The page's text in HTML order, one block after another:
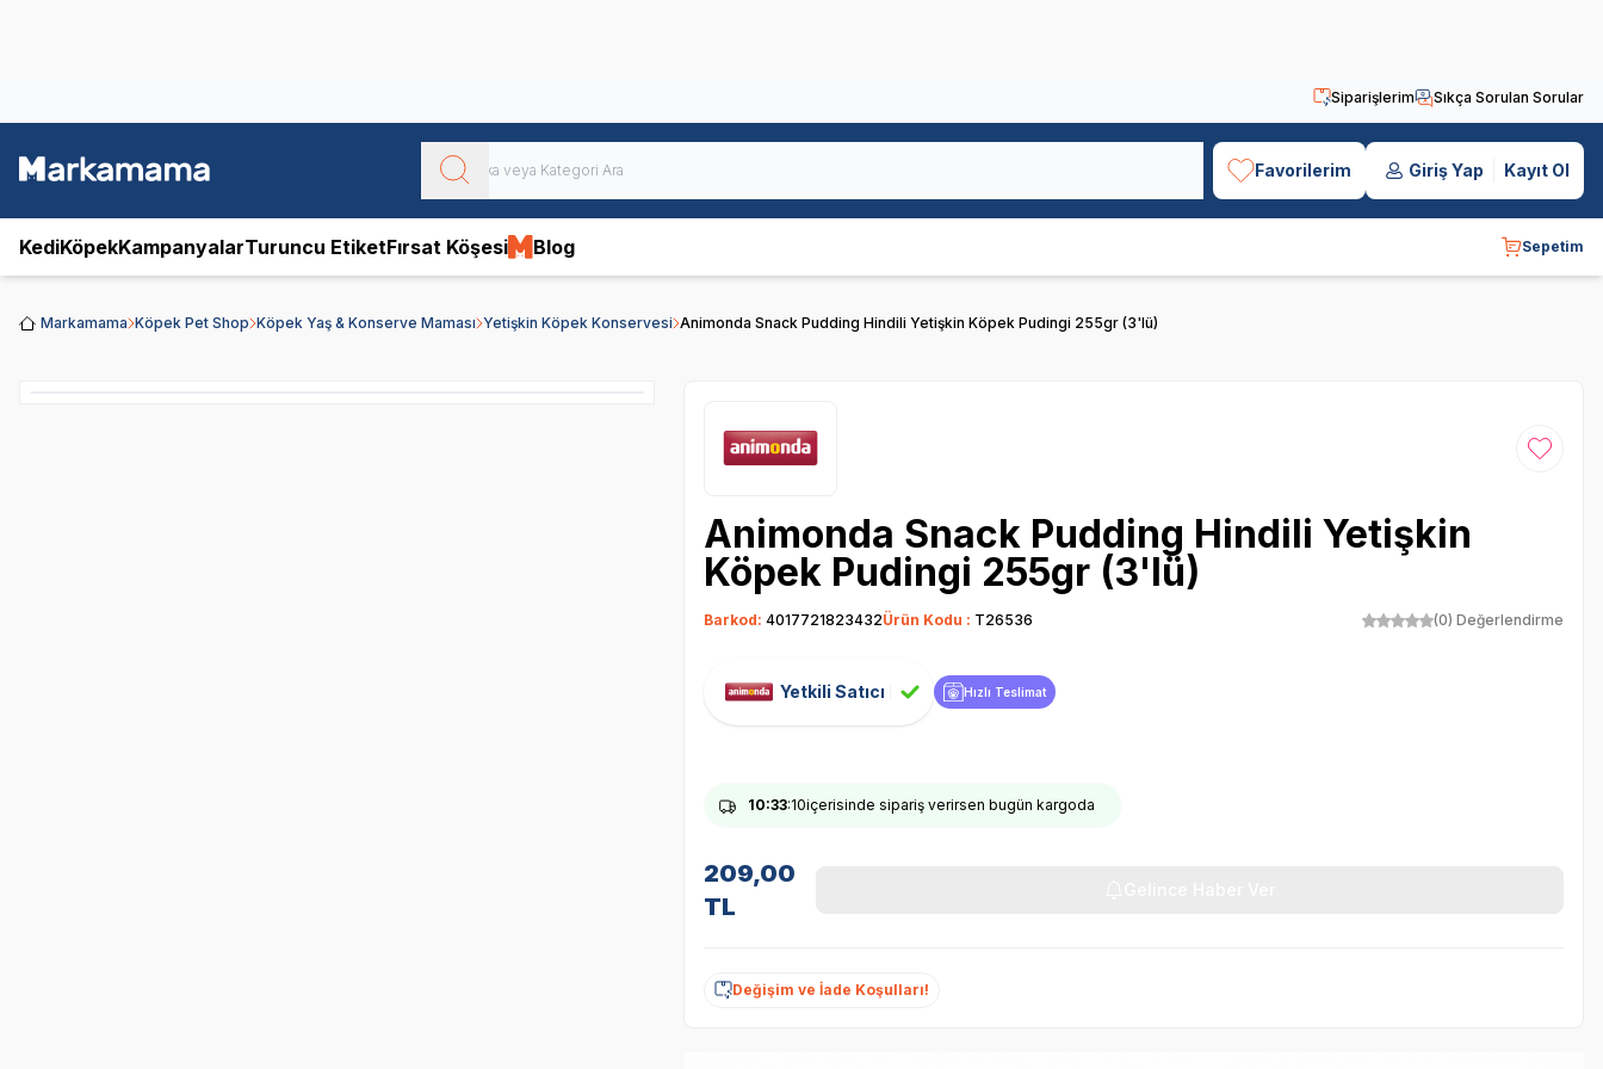
Siparişlerim Sıkça Sorulan Sorular
Favorilerim Giriş Yap Kayıt Ol
KediKöpekKampanyalarTuruncu EtiketFırsat Köşesi Blog Sepetim
Markamama Köpek Pet Shop Köpek Yaş & Konserve Maması Yetişkin Köpek Konservesi Animonda Snack Pudding Hindili Yetişkin Köpek Pudingi 255gr (3'lü)
Favoriye
Animonda Snack Pudding Hindili Yetişkin
Köpek Pudingi 255gr (3'lü)
Barkod: 4017721823432Ürün Kodu : T26536 (0) Değerlendirme
Yetkili Satıcı Hızlı Teslimat
10:33:09içerisinde sipariş verirsen bugün kargoda
209,00
TL
Değişim ve İade Koşulları!